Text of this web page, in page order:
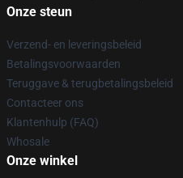
Onze steun
Verzend- en leveringsbeleid
Betalingsvoorwaarden
Teruggave & terugbetalingsbeleid
Contacteer ons
Klantenhulp (FAQ)
Whosale
Onze winkel